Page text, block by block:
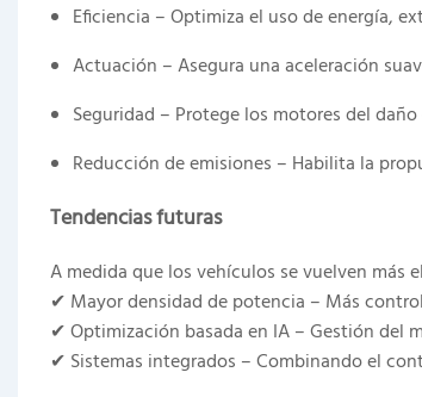
Eficiencia – Optimiza el uso de energía,
Actuación – Asegura una aceleración
Seguridad – Protege los motores del
Reducción de emisiones – Habilita la
Tendencias futuras
A medida que los vehículos se vuelven
✔ Mayor densidad de potencia – Más
✔ Optimización basada en IA – Gestión del
✔ Sistemas integrados – Combinando el